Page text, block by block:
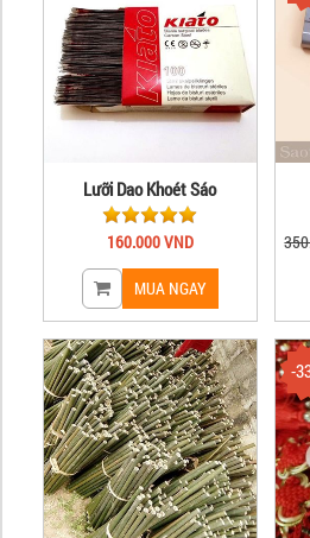
Lưỡi Dao Khoét Sáo
160.000 VND
-